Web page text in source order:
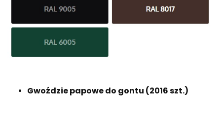
Gwoździe papowe do gontu (2016 szt.)